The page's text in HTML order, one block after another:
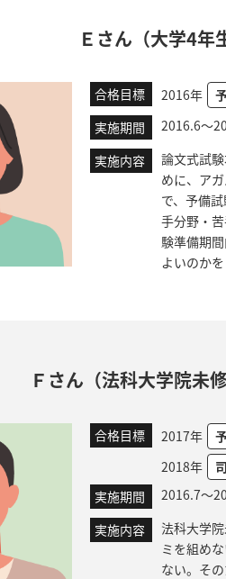
Ｅさん（大学4年
合格目標 2016年
実施期間
2016.6～
実施内容
論文式試
めに、ア
で、予備
手分野・
験準備期
よいのか
Ｆさん（法科大学院未
合格目標 2017年
2018年
実施期間
2016.7～
実施内容
法科大学
ミを組め
ない。そ